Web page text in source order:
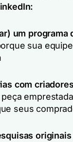
um programa
sua
com
peça
seus